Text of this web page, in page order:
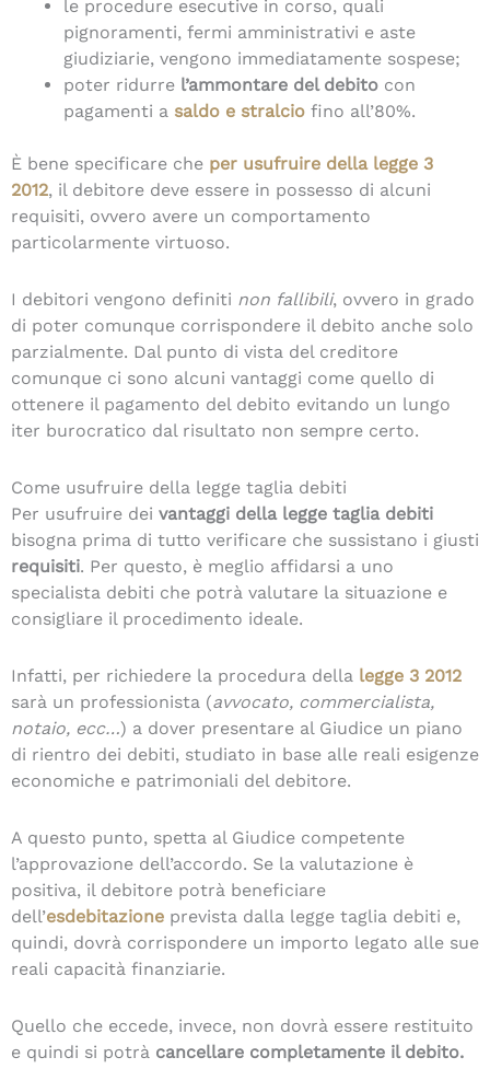
le procedure esecutive in corso, quali
pignoramenti, fermi amministrativi e aste
giudiziarie, vengono immediatamente sospese;
poter ridurre l’ammontare del debito con
pagamenti a saldo e stralcio fino all’80%.
È bene specificare che per usufruire della legge 3
2012, il debitore deve essere in possesso di alcuni
requisiti, ovvero avere un comportamento
particolarmente virtuoso.
I debitori vengono definiti non fallibili, ovvero in grado
di poter comunque corrispondere il debito anche solo
parzialmente. Dal punto di vista del creditore
comunque ci sono alcuni vantaggi come quello di
ottenere il pagamento del debito evitando un lungo
iter burocratico dal risultato non sempre certo.
Come usufruire della legge taglia debiti
Per usufruire dei vantaggi della legge taglia debiti
bisogna prima di tutto verificare che sussistano i giusti
requisiti. Per questo, è meglio affidarsi a uno
specialista debiti che potrà valutare la situazione e
consigliare il procedimento ideale.
Infatti, per richiedere la procedura della legge 3 2012
sarà un professionista (avvocato, commercialista,
notaio, ecc…) a dover presentare al Giudice un piano
di rientro dei debiti, studiato in base alle reali esigenze
economiche e patrimoniali del debitore.
A questo punto, spetta al Giudice competente
l’approvazione dell’accordo. Se la valutazione è
positiva, il debitore potrà beneficiare
dell’esdebitazione prevista dalla legge taglia debiti e,
quindi, dovrà corrispondere un importo legato alle sue
reali capacità finanziarie.
Quello che eccede, invece, non dovrà essere restituito
e quindi si potrà cancellare completamente il debito.